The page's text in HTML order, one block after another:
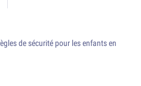
de sécurité pour les enfants en